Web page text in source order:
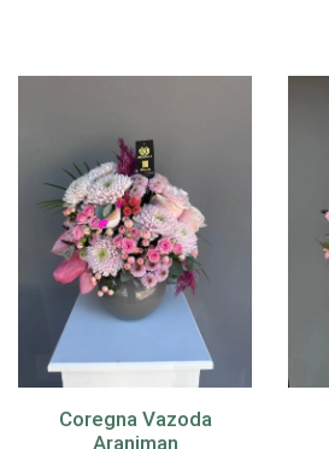
Coregna Vazoda
Aranjman